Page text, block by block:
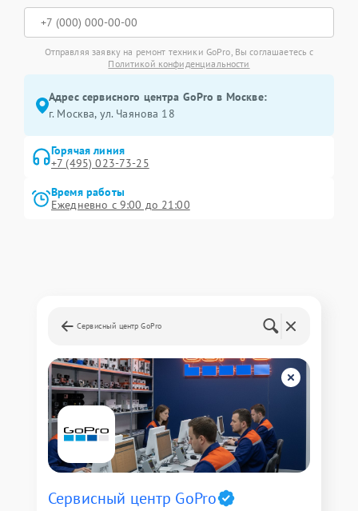
Отправляя заявку на ремонт техники GoPro, Вы соглашаетесь с
Политикой конфиденциальности
Адрес сервисного центра GoPro в Москве:
г. Москва, ул. Чаянова 18
Горячая линия
+7 (495) 023-73-25
Время работы
Ежедневно с 9:00 до 21:00
Сервисный центр GoPro
Сервисный центр GoPro